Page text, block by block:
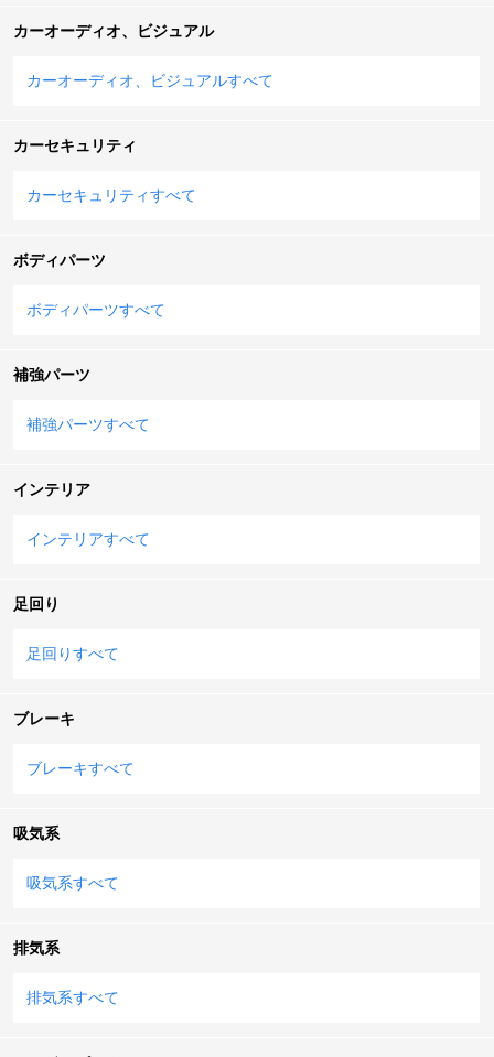
カーオーディオ、ビジュアル
カーオーディオ、ビジュアルすべて
カーセキュリティ
カーセキュリティすべて
ボディパーツ
ボディパーツすべて
補強パーツ
補強パーツすべて
インテリア
インテリアすべて
足回り
足回りすべて
ブレーキ
ブレーキすべて
吸気系
吸気系すべて
排気系
排気系すべて